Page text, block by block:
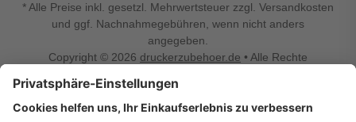
* Alle Preise inkl. gesetzl. Mehrwertsteuer zzgl. Versandkosten
und ggf. Nachnahmegebühren, wenn nicht anders
angegeben.
Copyright © 2026 druckerzubehoer.de • Alle Rechte
Vertrag widerrufen
Druckerzubehoer.de – preiswerte Qualität für Ihr Office